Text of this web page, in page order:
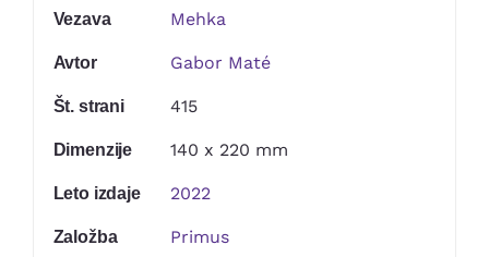
Vezava Mehka
Avtor Gabor Maté
Št. strani 415
Dimenzije 140 x 220 mm
Leto izdaje 2022
Založba Primus